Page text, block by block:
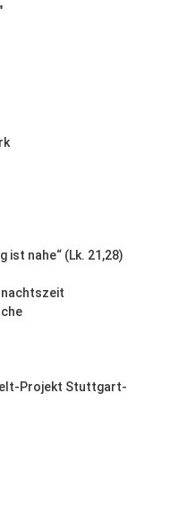
ist nahe“ (Lk. 21,28)
Projekt Stuttgart-